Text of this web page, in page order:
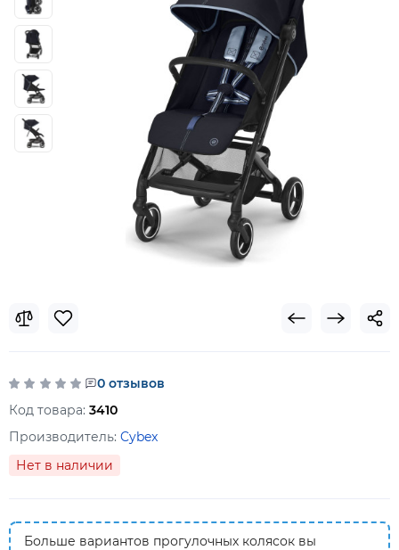
0 отзывов
Код товара: 3410
Производитель: Cybex
Нет в наличии
Больше вариантов прогулочных колясок вы